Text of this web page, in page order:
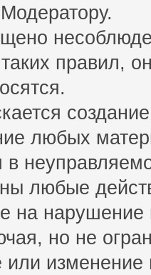
правил,
любых
в
любые
на
но не
изменение